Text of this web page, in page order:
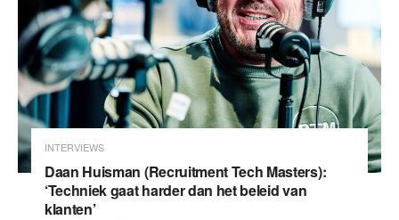
INTERVIEWS
Daan Huisman (Recruitment Tech Masters):
‘Techniek gaat harder dan het beleid van
klanten’